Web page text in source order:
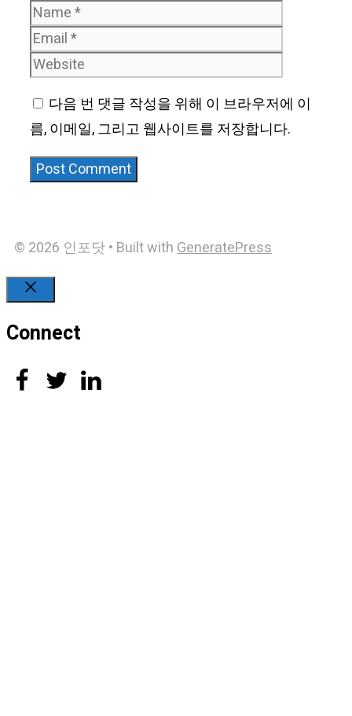
Name
다음 번 댓글 작성을 위해 이 브라우저에 이
름, 이메일, 그리고 웹사이트를 저장합니다.
© 2026 인포닷• Built withGeneratePress
Connect